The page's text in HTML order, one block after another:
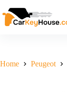
naar
de
Home Peugeot